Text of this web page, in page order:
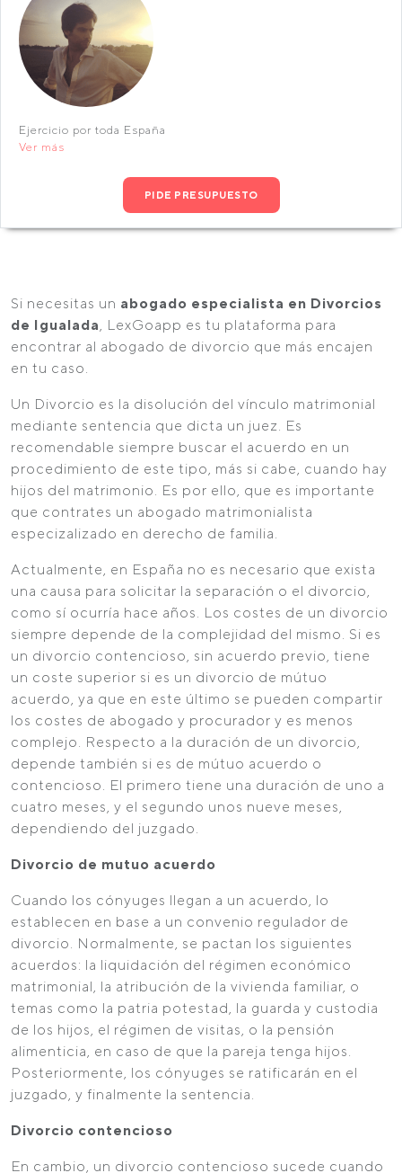
Ejercicio por toda España
Ver más
PIDE PRESUPUESTO
Si necesitas un abogado especialista en Divorcios
de Igualada, LexGoapp es tu plataforma para
encontrar al abogado de divorcio que más encajen
en tu caso.
Un Divorcio es la disolución del vínculo matrimonial
mediante sentencia que dicta un juez. Es
recomendable siempre buscar el acuerdo en un
procedimiento de este tipo, más si cabe, cuando hay
hijos del matrimonio. Es por ello, que es importante
que contrates un abogado matrimonialista
especizalizado en derecho de familia.
Actualmente, en España no es necesario que exista
una causa para solicitar la separación o el divorcio,
como sí ocurría hace años. Los costes de un divorcio
siempre depende de la complejidad del mismo. Si es
un divorcio contencioso, sin acuerdo previo, tiene
un coste superior si es un divorcio de mútuo
acuerdo, ya que en este último se pueden compartir
los costes de abogado y procurador y es menos
complejo. Respecto a la duración de un divorcio,
depende también si es de mútuo acuerdo o
contencioso. El primero tiene una duración de uno a
cuatro meses, y el segundo unos nueve meses,
dependiendo del juzgado.
Divorcio de mutuo acuerdo
Cuando los cónyuges llegan a un acuerdo, lo
establecen en base a un convenio regulador de
divorcio. Normalmente, se pactan los siguientes
acuerdos: la liquidación del régimen económico
matrimonial, la atribución de la vivienda familiar, o
temas como la patria potestad, la guarda y custodia
de los hijos, el régimen de visitas, o la pensión
alimenticia, en caso de que la pareja tenga hijos.
Posteriormente, los cónyuges se ratificarán en el
juzgado, y finalmente la sentencia.
Divorcio contencioso
En cambio, un divorcio contencioso sucede cuando